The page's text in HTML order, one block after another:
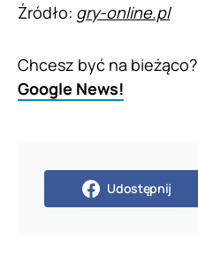
Źródło: gry-online.pl
Chcesz być na bieżąco?
Google News!
Udostępnij